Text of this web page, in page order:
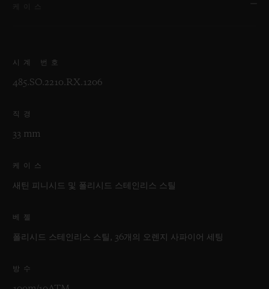
시계 번호
485.SO.2210.RX.1206
직경
33 mm
케이스
새틴 피니시드 및 폴리시드 스테인리스 스틸
베젤
폴리시드 스테인리스 스틸, 36개의 오렌지 사파이어 세팅
방수